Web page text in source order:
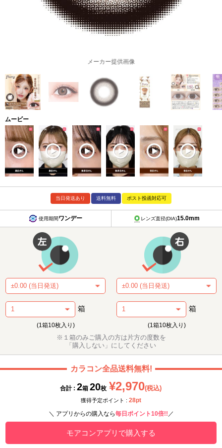
メーカー提供画像
ムービー
当日発送あり 送料無料 ポスト投函対応可
使用期間ワンデー レンズ直径(DIA)15.0mm
箱
(1箱10枚入り)
箱
(1箱10枚入り)
※１箱のみご購入の方は片方の度数を
「購入しない」にしてください
カラコン全品送料無料!
合計 : 2箱 20枚 ¥2,970(税込)
獲得予定ポイント : 28pt
＼ アプリからの購入なら毎日ポイント10倍!! ／
モアコンアプリで購入する